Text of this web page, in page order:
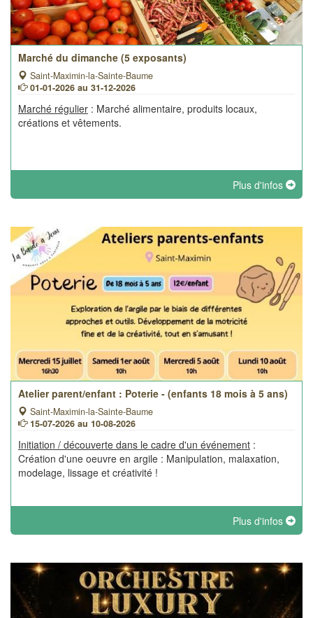
Marché du dimanche (5 exposants)
Saint-Maximin-la-Sainte-Baume
01-01-2026 au 31-12-2026
Marché régulier : Marché alimentaire, produits locaux,
créations et vêtements.
Plus d'infos
Atelier parent/enfant : Poterie - (enfants 18 mois à 5 ans)
Saint-Maximin-la-Sainte-Baume
15-07-2026 au 10-08-2026
Initiation / découverte dans le cadre d'un événement :
Création d'une oeuvre en argile : Manipulation, malaxation,
modelage, lissage et créativité !
Plus d'infos